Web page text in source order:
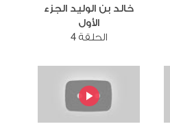
خالد بن الوليد الجزء
الأول
الحلقة 4